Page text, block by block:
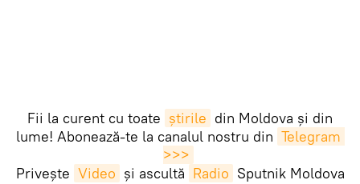
Fii la curent cu toate știrile din Moldova și din
lume! Abonează-te la canalul nostru din Telegram
>>>
Privește Video și ascultă Radio Sputnik Moldova